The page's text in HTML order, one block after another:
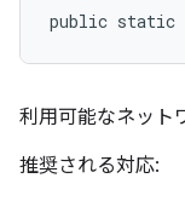
public static
利用可能なネット
推奨される対応: